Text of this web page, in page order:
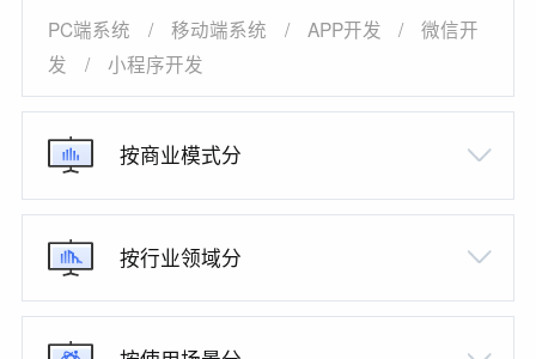
PC端系统 / 移动端系统 / APP开发 /
微信开
发
/ 小程序开发
按商业模式分
按行业领域分